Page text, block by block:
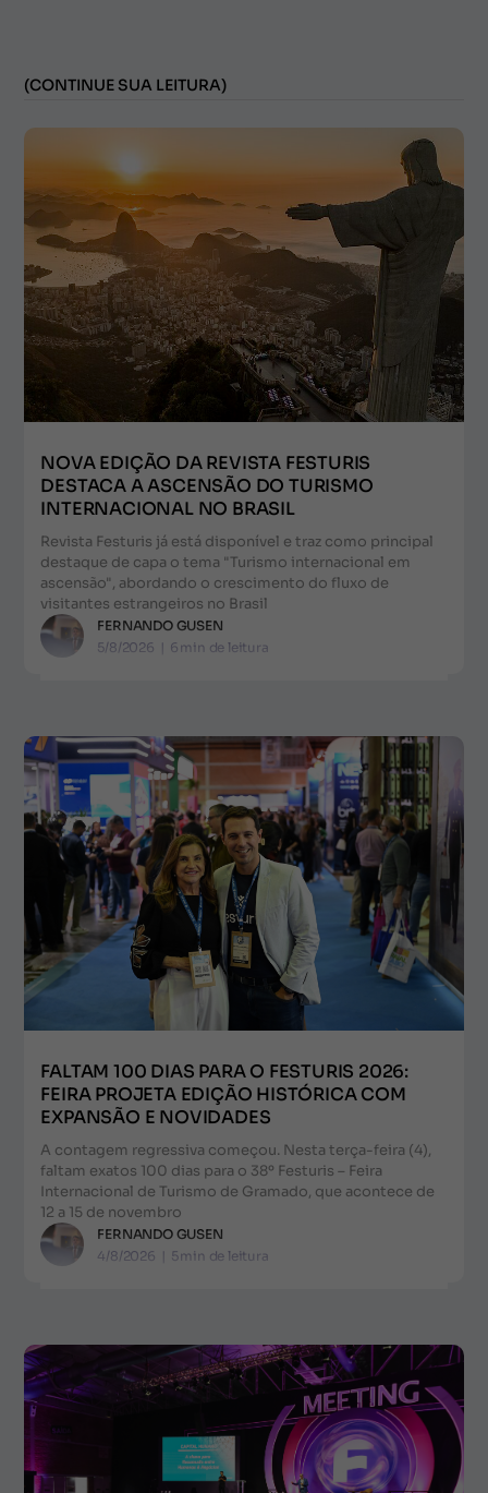
(CONTINUE SUA LEITURA)
NOVA EDIÇÃO DA REVISTA FESTURIS
DESTACA A ASCENSÃO DO TURISMO
INTERNACIONAL NO BRASIL
Revista Festuris já está disponível e traz como principal
destaque de capa o tema "Turismo internacional em
ascensão", abordando o crescimento do fluxo de
visitantes estrangeiros no Brasil
FERNANDO GUSEN
5/8/2026 | 6 min de leitura
FALTAM 100 DIAS PARA O FESTURIS 2026:
FEIRA PROJETA EDIÇÃO HISTÓRICA COM
EXPANSÃO E NOVIDADES
A contagem regressiva começou. Nesta terça-feira (4),
faltam exatos 100 dias para o 38º Festuris – Feira
Internacional de Turismo de Gramado, que acontece de
12 a 15 de novembro
FERNANDO GUSEN
4/8/2026 | 5min de leitura